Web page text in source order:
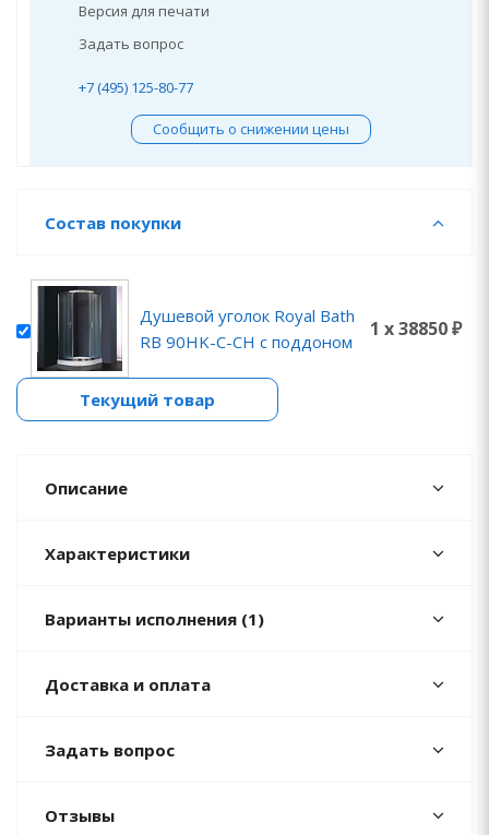
Версия для печати
Задать вопрос
+7 (495) 125-80-77
Сообщить о снижении цены
Состав покупки
Душевой уголок Royal Bath
RB 90HK-C-CH с поддоном
1 x 38850 ₽
Текущий товар
Описание
Характеристики
Варианты исполнения (1)
Доставка и оплата
Задать вопрос
Отзывы